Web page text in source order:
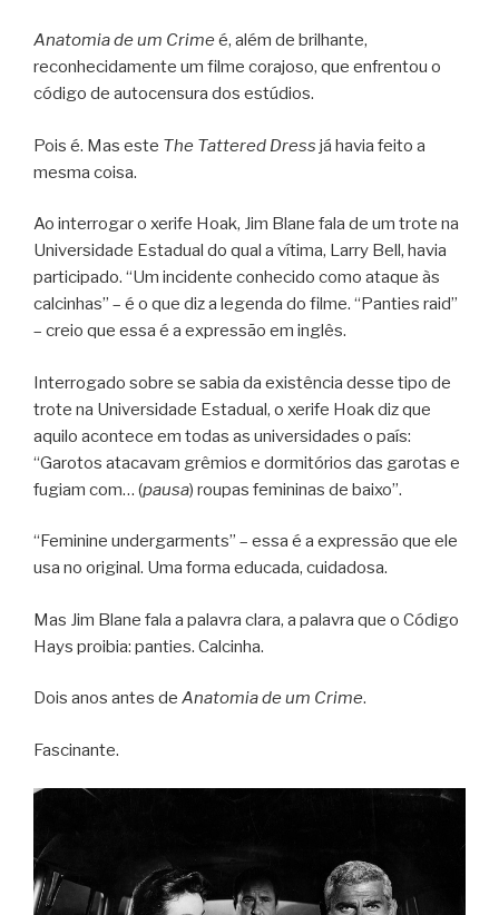
Anatomia de um Crime é, além de brilhante,
reconhecidamente um filme corajoso, que enfrentou o
código de autocensura dos estúdios.
Pois é. Mas este The Tattered Dress já havia feito a
mesma coisa.
Ao interrogar o xerife Hoak, Jim Blane fala de um trote na
Universidade Estadual do qual a vítima, Larry Bell, havia
participado. “Um incidente conhecido como ataque às
calcinhas” – é o que diz a legenda do filme. “Panties raid”
– creio que essa é a expressão em inglês.
Interrogado sobre se sabia da existência desse tipo de
trote na Universidade Estadual, o xerife Hoak diz que
aquilo acontece em todas as universidades o país:
“Garotos atacavam grêmios e dormitórios das garotas e
fugiam com… (pausa) roupas femininas de baixo”.
“Feminine undergarments” – essa é a expressão que ele
usa no original. Uma forma educada, cuidadosa.
Mas Jim Blane fala a palavra clara, a palavra que o Código
Hays proibia: panties. Calcinha.
Dois anos antes de Anatomia de um Crime.
Fascinante.